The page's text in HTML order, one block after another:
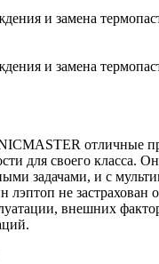
и замена
и замена
отличные
для своего класса.
задачами, и с
лэптоп не застрахован
внешних